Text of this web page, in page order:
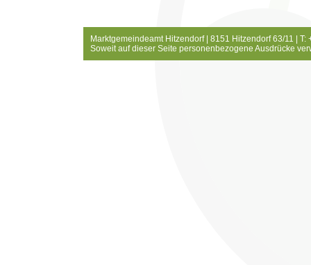
Marktgemeindeamt Hitzendorf | 8151 Hitzendorf 63/11 |
Soweit auf dieser Seite personenbezogene Ausdrücke